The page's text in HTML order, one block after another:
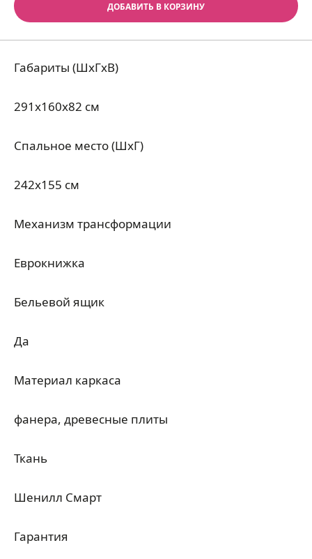
ДОБАВИТЬ В КОРЗИНУ
Габариты (ШхГхВ)
291x160x82 см
Спальное место (ШхГ)
242x155 см
Механизм трансформации
Еврокнижка
Бельевой ящик
Да
Материал каркаса
фанера, древесные плиты
Ткань
Шенилл Смарт
Гарантия